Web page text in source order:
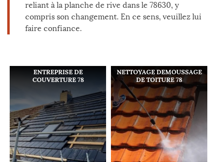
reliant à la planche de rive dans le 78630, y
compris son changement. En ce sens, veuillez lui
faire confiance.
ENTREPRISE DE
COUVERTURE 78
NETTOYAGE DEMOUSSAGE
DE TOITURE 78